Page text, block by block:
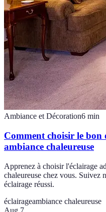
Ambiance et Décoration6 min
Comment choisir le bon
ambiance chaleureuse
Apprenez à choisir l'éclairage
chaleureuse chez vous. Suivez
éclairage réussi.
éclairageambiance chaleureuse
Aug 7